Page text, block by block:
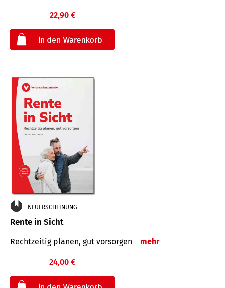
22,90 €
NEUERSCHEINUNG
Rente in Sicht
Rechtzeitig planen, gut vorsorgen mehr
24,00 €